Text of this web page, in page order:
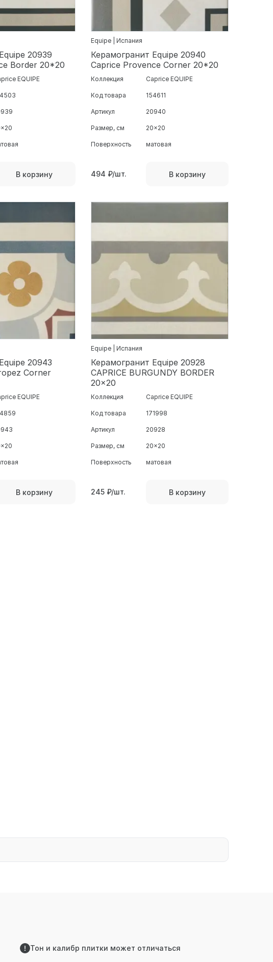
20939
Border 20*20
EQUIPE
В корзину
Equipe | Испания
Керамогранит Equipe 20940
Caprice Provence Corner 20*20
Коллекция Caprice EQUIPE
Код товара 154611
Артикул 20940
Размер, см 20x20
Поверхность матовая
494 ₽/шт. В корзину
20943
Corner
EQUIPE
В корзину
Equipe | Испания
Керамогранит Equipe 20928
CAPRICE BURGUNDY BORDER
20x20
Коллекция Caprice EQUIPE
Код товара 171998
Артикул 20928
Размер, см 20x20
Поверхность матовая
245 ₽/шт. В корзину
Тон и калибр плитки может отличаться